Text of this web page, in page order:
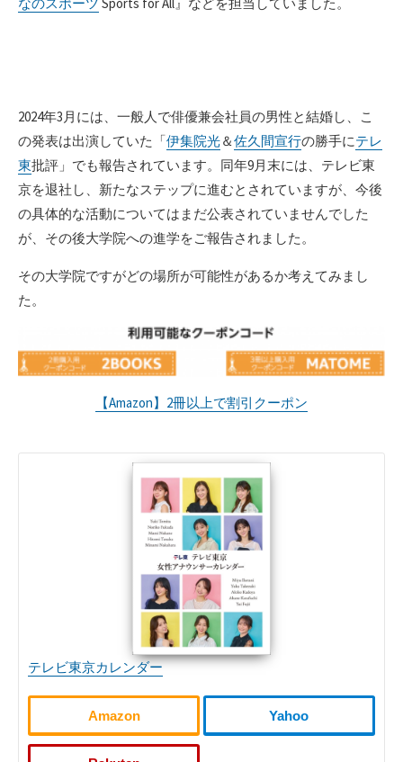
2024年3月には、一般人で俳優兼会社員の男性と結婚し、こ
の発表は出演していた「伊集院光＆佐久間宣行の勝手にテレ
東批評」でも報告されています。同年9月末には、テレビ東
京を退社し、新たなステップに進むとされていますが、今後
の具体的な活動についてはまだ公表されていませんでした
が、その後大学院への進学をご報告されました。
その大学院ですがどの場所が可能性があるか考えてみまし
た。
【Amazon】2冊以上で割引クーポン
テレビ東京カレンダー
Amazon Yahoo